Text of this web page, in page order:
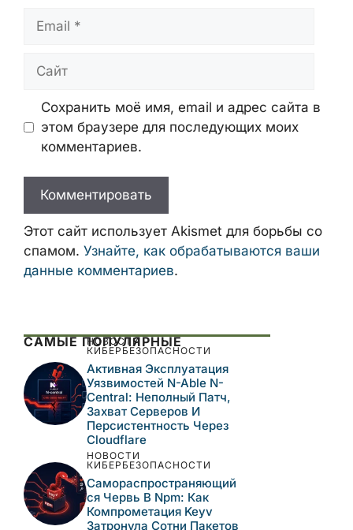
Сохранить моё имя, email и адрес сайта в
этом браузере для последующих моих
комментариев.
Этот сайт использует Akismet для борьбы со
спамом. Узнайте, как обрабатываются ваши
данные комментариев.
САМЫЕ ПОПУЛЯРНЫЕ
НОВОСТИ
КИБЕРБЕЗОПАСНОСТИ
Активная Эксплуатация
Уязвимостей N-Able N-
Central: Неполный Патч,
Захват Серверов И
Персистентность Через
Cloudflare
НОВОСТИ
КИБЕРБЕЗОПАСНОСТИ
Самораспространяющий
Ся Червь В Npm: Как
Компрометация Keyv
Затронула Сотни Пакетов